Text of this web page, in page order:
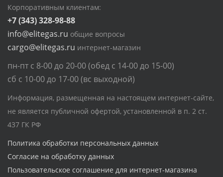
Корпоративным клиентам:
+7 (343) 328-98-88
info@elitegas.ru общие вопросы
cargo@elitegas.ru интернет-магазин
пн-пт с 8-00 до 20-00 (обед с 14-00 до 15-00)
сб с 10-00 до 17-00 (вс выходной)
Информация, размещенная на настоящем интернет-сайте,
не является публичной офертой, установленной в п. 2 ст.
437 ГК РФ
Политика обработки персональных данных
Согласие на обработку данных
Пользовательское соглашение для интернет-магазина